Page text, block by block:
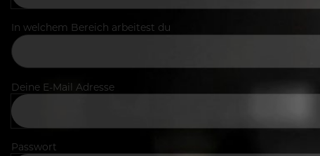
In welchem Bereich arbeitest du
Deine E-Mail Adresse
Passwort